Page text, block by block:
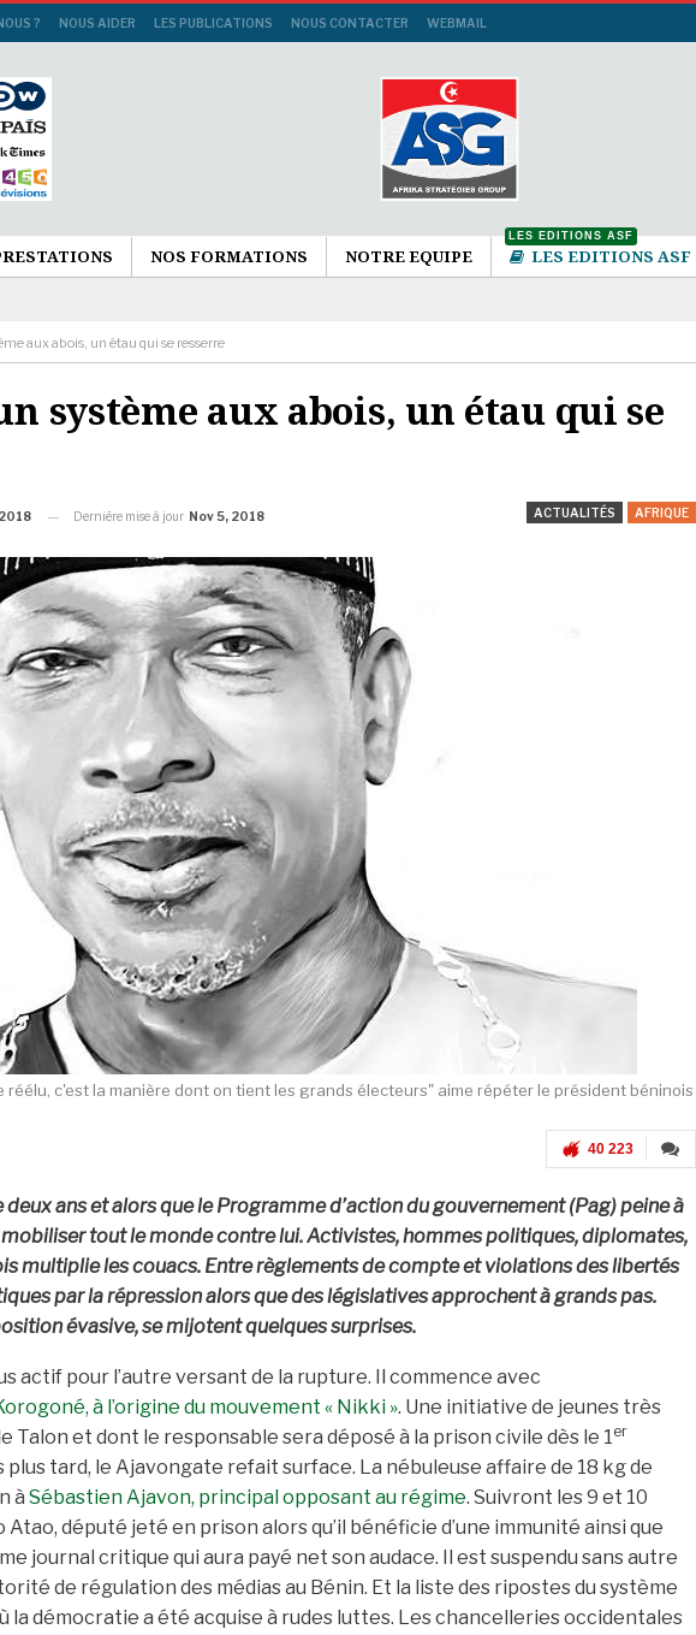
? NOUS AIDER LES PUBLICATIONS NOUS CONTACTER WEBMAIL
NOS FORMATIONS NOTRE EQUIPE LES EDITIONS ASF
LES EDITIONS ASF
aux abois, un étau qui se resserre
système aux abois, un étau qui se
ACTUALITÉS AFRIQUE
Dernière mise à jour Nov 5, 2018
réélu, c'est la manière dont on tient les grands électeurs" aime répéter le président béninois
40 223
ans et alors que le Programme d’action du gouvernement (Pag) peine à
tout le monde contre lui. Activistes, hommes politiques, diplomates,
multiplie les couacs. Entre règlements de compte et violations des libertés
par la répression alors que des législatives approchent à grands pas.
évasive, se mijotent quelques surprises.
actif pour l’autre versant de la rupture. Il commence avec
à l’origine du mouvement « Nikki ». Une initiative de jeunes très
Talon et dont le responsable sera déposé à la prison civile dès le 1er
tard, le Ajavongate refait surface. La nébuleuse affaire de 18 kg de
à Sébastien Ajavon, principal opposant au régime. Suivront les 9 et 10
député jeté en prison alors qu’il bénéficie d’une immunité ainsi que
journal critique qui aura payé net son audace. Il est suspendu sans autre
de régulation des médias au Bénin. Et la liste des ripostes du système
la démocratie a été acquise à rudes luttes. Les chancelleries occidentales